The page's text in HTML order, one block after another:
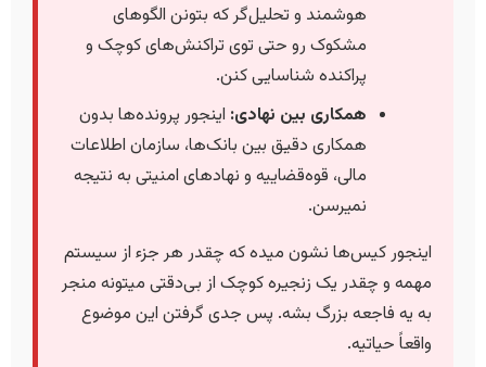
هوشمند و تحلیل‌گر که بتونن الگوهای
مشکوک رو حتی توی تراکنش‌های کوچک و
پراکنده شناسایی کنن.
همکاری بین نهادی: اینجور پرونده‌ها بدون
همکاری دقیق بین بانک‌ها، سازمان اطلاعات
مالی، قوه‌قضاییه و نهادهای امنیتی به نتیجه
نمیرسن.
اینجور کیس‌ها نشون میده که چقدر هر جزء از سیستم
مهمه و چقدر یک زنجیره کوچک از بی‌دقتی میتونه منجر
به یه فاجعه بزرگ بشه. پس جدی گرفتن این موضوع
واقعاً حیاتیه.